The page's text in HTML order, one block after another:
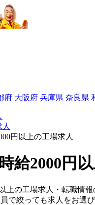
府 大阪府 兵庫県 奈良県
円以上の工場求人
給2000円
上の工場求人・転職情
で絞っても求人をお選び